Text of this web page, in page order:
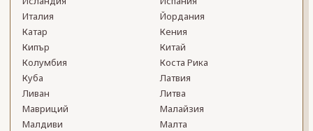
Италия
Йордания
Катар
Кения
Кипър
Китай
Колумбия
Коста Рика
Куба
Латвия
Ливан
Литва
Мавриций
Малайзия
Малдиви
Малта